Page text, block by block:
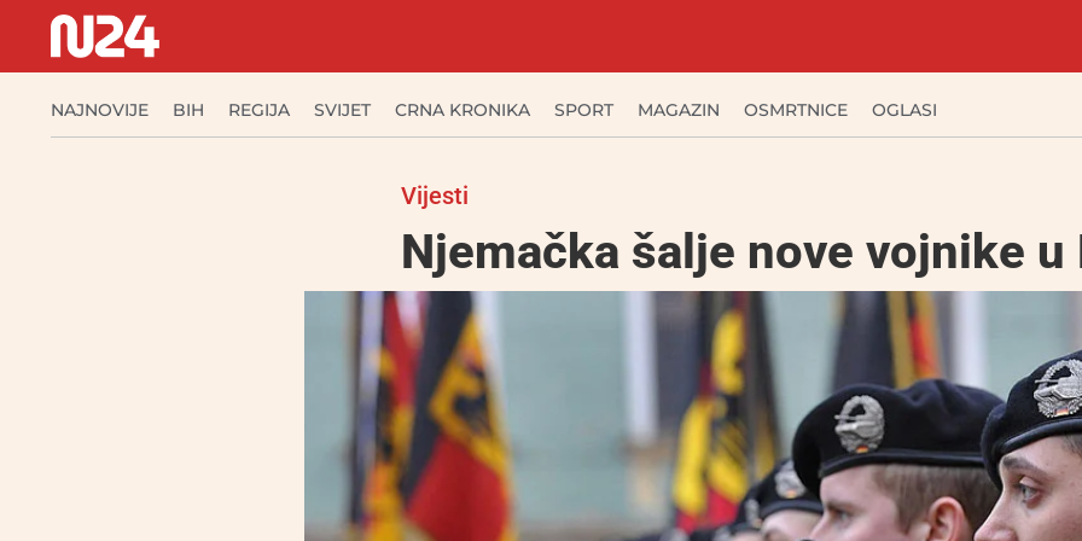
NAJNOVIJE BIH REGIJA SVIJET CRNA KRONIKA SPORT MAGAZIN OSMRTNICE OGLASI
Vijesti
Njemačka šalje nove vojnike u